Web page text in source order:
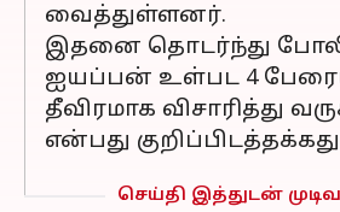
வைத்துள்ளனர்.
இதனை தொடர்ந்து
ஐயப்பன் உள்பட 4
தீவிரமாக விசாரித்து
என்பது
செய்தி இத்துடன்